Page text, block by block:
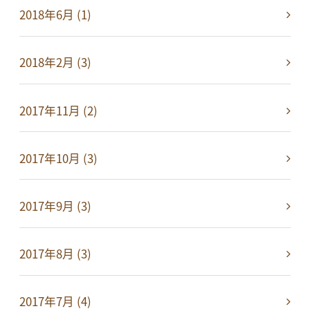
2018年6月 (1)
2018年2月 (3)
2017年11月 (2)
2017年10月 (3)
2017年9月 (3)
2017年8月 (3)
2017年7月 (4)